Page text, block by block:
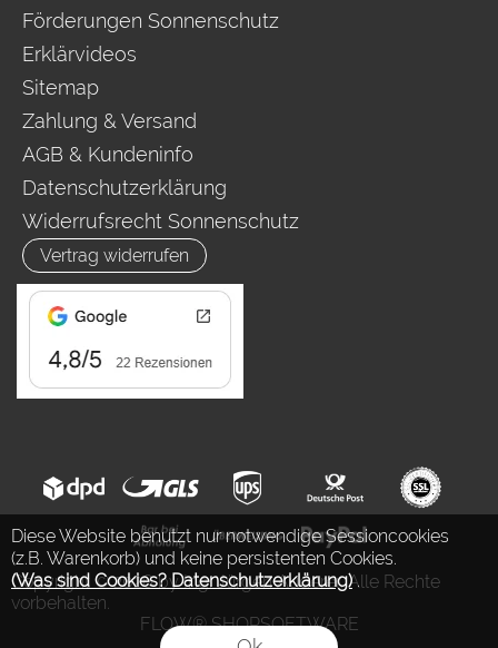
Diese Website benutzt nur notwendige Sessioncookies
(z.B. Warenkorb) und keine persistenten Cookies.
(Was sind Cookies? Datenschutzerklärung).
Förderungen Sonnenschutz
Erklärvideos
Sitemap
Zahlung & Versand
AGB & Kundeninfo
Datenschutzerklärung
Widerrufsrecht Sonnenschutz
Vertrag widerrufen
Copyright © 2026 by Ing. Jürgen Auderer. Alle Rechte
vorbehalten.
FLOW® SHOPSOFTWARE